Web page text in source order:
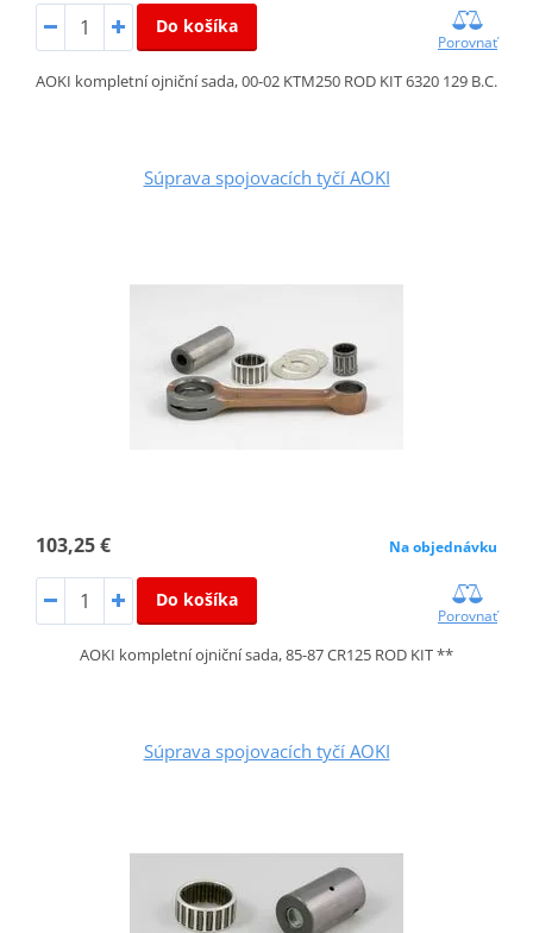
Do košíka
Porovnať
AOKI kompletní ojniční sada, 00-02 KTM250 ROD KIT 6320 129 B.C.
Súprava spojovacích tyčí AOKI
103,25 € Na objednávku
Do košíka
Porovnať
AOKI kompletní ojniční sada, 85-87 CR125 ROD KIT **
Súprava spojovacích tyčí AOKI